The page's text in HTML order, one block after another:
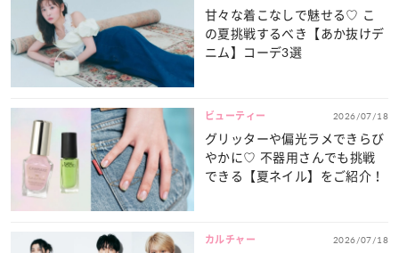
甘々な着こなしで魅せる♡ こ
の夏挑戦するべき【あか抜けデ
ニム】コーデ3選
ビューティー 2026/07/18
グリッターや偏光ラメできらび
やかに♡ 不器用さんでも挑戦
できる【夏ネイル】をご紹介！
カルチャー 2026/07/18